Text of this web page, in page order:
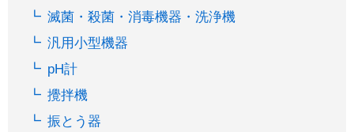
滅菌・殺菌・消毒機器・洗浄機
汎用小型機器
pH計
攪拌機
振とう器